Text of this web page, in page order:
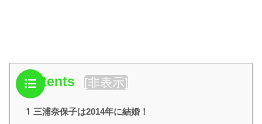
Contents [非表示]
1 三浦奈保子は2014年に結婚！